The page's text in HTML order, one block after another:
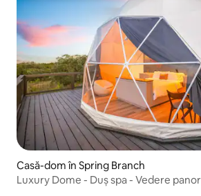
Casă-dom în Spring Branch
Luxury Dome - Duș spa - Vedere